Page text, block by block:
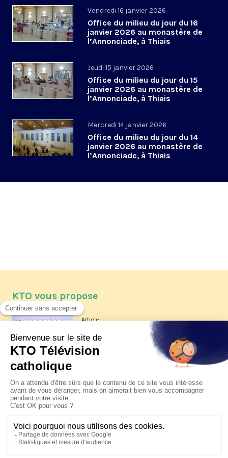
Vendredi 16 janvier 2026
Office du milieu du jour du 16
janvier 2026 au monastère de
l’Annonciade, à Thiais
Jeudi 15 janvier 2026
Office du milieu du jour du 15
janvier 2026 au monastère de
l’Annonciade, à Thiais
Mercredi 14 janvier 2026
Office du milieu du jour du 14
janvier 2026 au monastère de
l’Annonciade, à Thiais
KTO vous propose
Article
Les reportages d'été 2026 de KTO
La visite pastorale du pape Léon
XIV à Assise à suivre sur KTO le
jeudi 6 août
Le pape en Uruguay, Argentine et
Pérou du 6 au 17 novembre 2026